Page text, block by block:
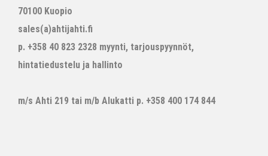
70100 Kuopio
sales(a)ahtijahti.fi
p. +358 40 823 2328 myynti, tarjouspyynnöt,
hintatiedustelu ja hallinto
m/s Ahti 219 tai m/b Alukatti p. +358 400 174 844